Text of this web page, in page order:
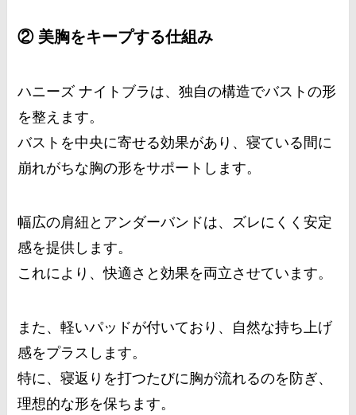
② 美胸をキープする仕組み
ハニーズ ナイトブラは、独自の構造でバストの形
を整えます。
バストを中央に寄せる効果があり、寝ている間に
崩れがちな胸の形をサポートします。
幅広の肩紐とアンダーバンドは、ズレにくく安定
感を提供します。
これにより、快適さと効果を両立させています。
また、軽いパッドが付いており、自然な持ち上げ
感をプラスします。
特に、寝返りを打つたびに胸が流れるのを防ぎ、
理想的な形を保ちます。